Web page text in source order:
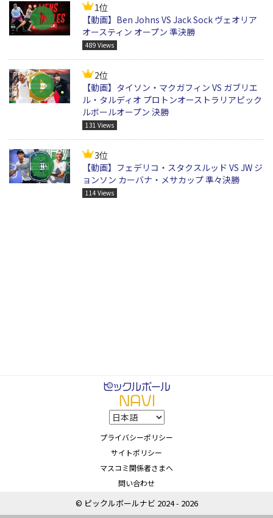
1位
【動画】Ben Johns VS Jack Sock ヴェオリア
オースティン オープン 準決勝
489 Views
2位
【動画】タイソン・マクガフィン VS ガブリエ
ル・タルディオ プロトンオーストラリアピック
ルボールオープン 決勝
131 Views
3位
【動画】フェデリコ・スタクスルッド VS JW ジ
ョンソン カーバナ・メサカップ 準々決勝
114 Views
プライバシーポリシー
サイトポリシー
マスコミ関係者さまへ
問い合わせ
© ピックルボールナビ 2024 - 2026